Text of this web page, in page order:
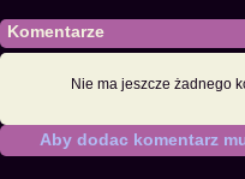
Komentarze
Nie ma jeszcze żadnego
Aby dodac komentarz